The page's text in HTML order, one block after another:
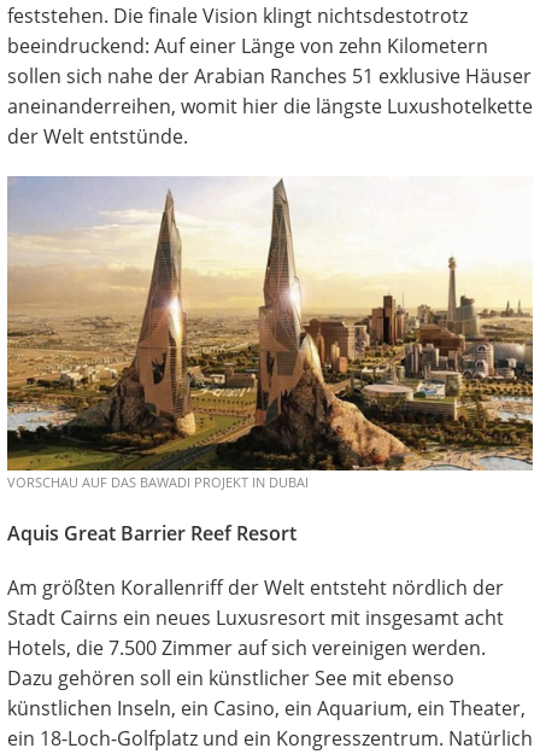
feststehen. Die finale Vision klingt nichtsdestotrotz
beeindruckend: Auf einer Länge von zehn Kilometern
sollen sich nahe der Arabian Ranches 51 exklusive Häuser
aneinanderreihen, womit hier die längste Luxushotelkette
der Welt entstünde.
VORSCHAU AUF DAS BAWADI PROJEKT IN DUBAI
Aquis Great Barrier Reef Resort
Am größten Korallenriff der Welt entsteht nördlich der
Stadt Cairns ein neues Luxusresort mit insgesamt acht
Hotels, die 7.500 Zimmer auf sich vereinigen werden.
Dazu gehören soll ein künstlicher See mit ebenso
künstlichen Inseln, ein Casino, ein Aquarium, ein Theater,
ein 18-Loch-Golfplatz und ein Kongresszentrum. Natürlich